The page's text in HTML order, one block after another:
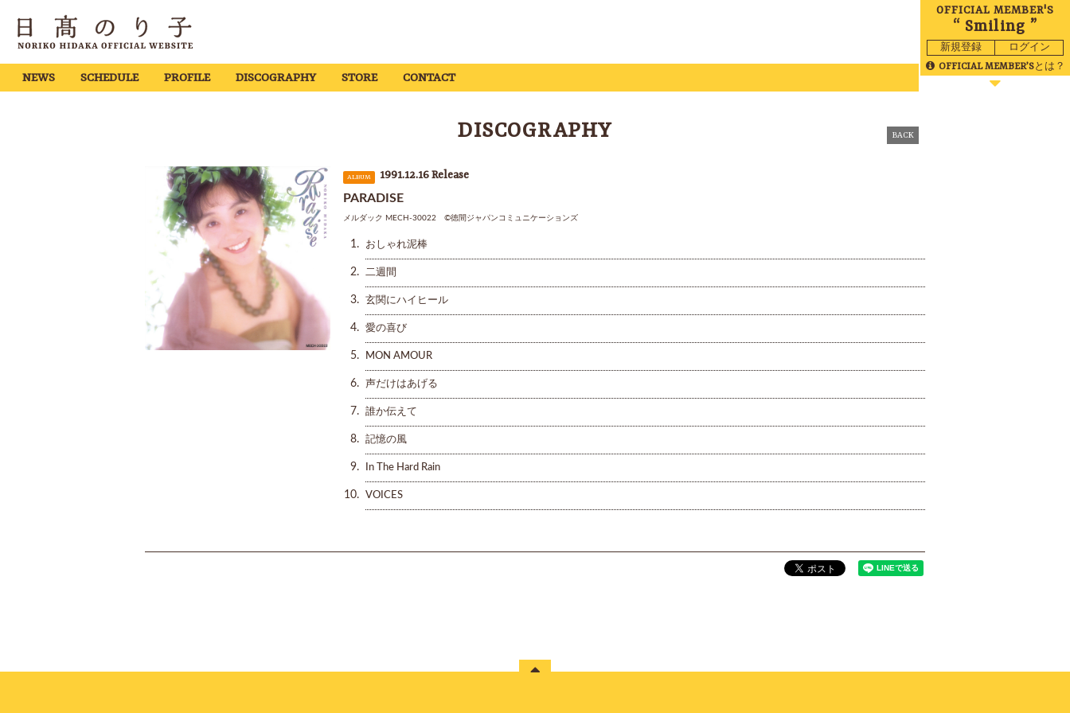
NEWS SCHEDULE PROFILE DISCOGRAPHY STORE CONTACT
OFFICIAL MEMBER'S
“ Smiling ”
新規登録 ログイン
OFFICIAL MEMBER’Sとは？
DISCOGRAPHY BACK
ALBUM
1991.12.16 Release
PARADISE
メルダック MECH-30022 ©︎徳間ジャパンコミュニケーションズ
1. おしゃれ泥棒
2. 二週間
3. 玄関にハイヒール
4. 愛の喜び
5. MON AMOUR
6. 声だけはあげる
7. 誰か伝えて
8. 記憶の風
9. In The Hard Rain
10. VOICES